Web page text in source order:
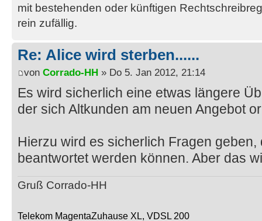
mit bestehenden oder künftigen
rein zufällig.
Re: Alice wird sterben......
von Corrado-HH » Do 5. Jan 2012, 21:14
Es wird sicherlich eine etwas längere
der sich Altkunden am neuen Angebot
Hierzu wird es sicherlich Fragen
beantwortet werden können. Aber das
Gruß Corrado-HH
Telekom MagentaZuhause XL, VDSL 200